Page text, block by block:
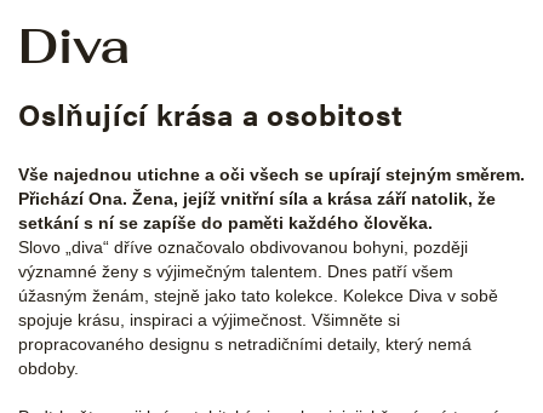
Diva
Oslňující krása a osobitost
Vše najednou utichne a oči všech se upírají stejným směrem.
Přichází Ona. Žena, jejíž vnitřní síla a krása září natolik, že
setkání s ní se zapíše do paměti každého člověka.
Slovo „diva“ dříve označovalo obdivovanou bohyni, později
významné ženy s výjimečným talentem. Dnes patří všem
úžasným ženám, stejně jako tato kolekce. Kolekce Diva v sobě
spojuje krásu, inspiraci a výjimečnost. Všimněte si
propracovaného designu s netradičními detaily, který nemá
obdoby.